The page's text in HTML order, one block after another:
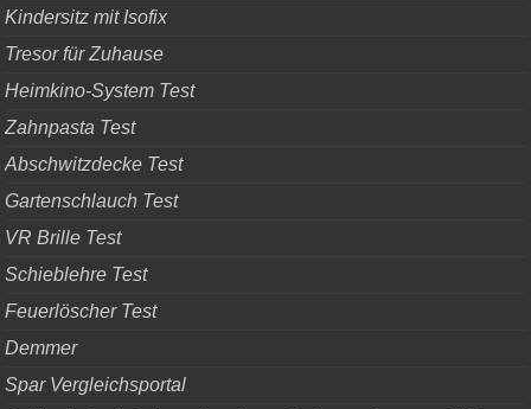
Kindersitz mit Isofix
Tresor für Zuhause
Heimkino-System Test
Zahnpasta Test
Abschwitzdecke Test
Gartenschlauch Test
VR Brille Test
Schieblehre Test
Feuerlöscher Test
Demmer
Spar Vergleichsportal